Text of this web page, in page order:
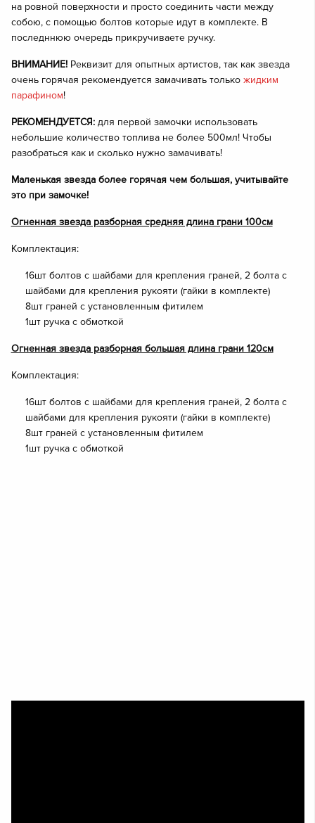
на ровной поверхности и просто соединить части между
собою, с помощью болтов которые идут в комплекте. В
последннюю очередь прикручиваете ручку.
ВНИМАНИЕ! Реквизит для опытных артистов, так как звезда
очень горячая рекомендуется замачивать только жидким
парафином!
РЕКОМЕНДУЕТСЯ:для первой замочки использовать
небольшие количество топлива не более 500мл! Чтобы
разобраться как и сколько нужно замачивать!
Маленькая звезда более горячая чем большая, учитывайте
это при замочке!
Огненная звезда разборная средняя длина грани 100см
Комплектация:
16шт болтов с шайбами для крепления граней, 2 болта с
шайбами для крепления рукояти (гайки в комплекте)
8шт граней с установленным фитилем
1шт ручка с обмоткой
Огненная звезда разборная большая длина грани 120см
Комплектация:
16шт болтов с шайбами для крепления граней, 2 болта с
шайбами для крепления рукояти (гайки в комплекте)
8шт граней с установленным фитилем
1шт ручка с обмоткой